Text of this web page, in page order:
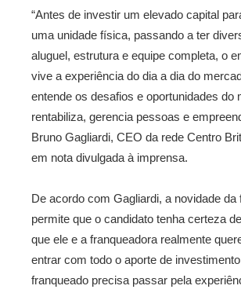
“Antes de investir um elevado capital
uma unidade física, passando a ter
aluguel, estrutura e equipe completa, o
vive a experiência do dia a dia do
entende os desafios e oportunidades do
rentabiliza, gerencia pessoas e
Bruno Gagliardi, CEO da rede Centro
em nota divulgada à imprensa.
De acordo com Gagliardi, a novidade da
permite que o candidato tenha certeza
que ele e a franqueadora realmente
entrar com todo o aporte de
franqueado precisa passar pela